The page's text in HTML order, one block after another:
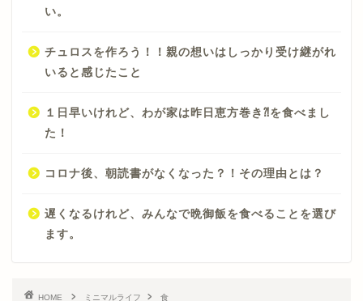
い。
チュロスを作ろう！！親の想いはしっかり受け継がれ
いると感じたこと
１日早いけれど、わが家は昨日恵方巻き⁈を食べまし
た！
コロナ後、朝読書がなくなった？！その理由とは？
遅くなるけれど、みんなで晩御飯を食べることを選び
ます。
HOME ミニマルライフ 食